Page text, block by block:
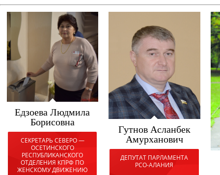
Едзоева Людмила
Борисовна
СЕКРЕТАРЬ СЕВЕРО —
ОСЕТИНСКОГО
РЕСПУБЛИКАНСКОГО
ОТДЕЛЕНИЯ КПРФ ПО
ЖЕНСКОМУ ДВИЖЕНИЮ
Гутнов Асланбек
Амурханович
ДЕПУТАТ ПАРЛАМЕНТА
РСО-АЛАНИЯ